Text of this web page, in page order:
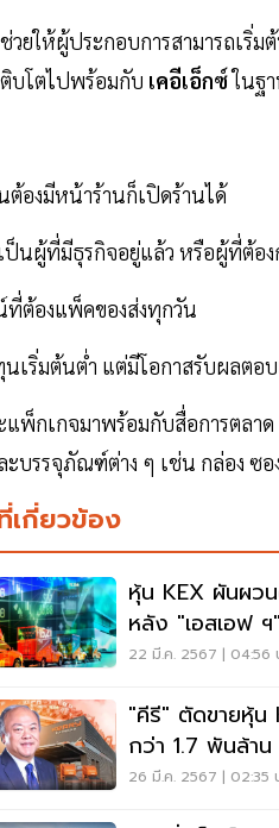
ยให้ผู้ประกอบการสามารถเริ่ม
บโตไปพร้อมกับ เคอีเอ็กซ์ในฐ
งมีหน้าร้านก็เปิดร้านได้
ที่มีธุรกิจอยู่แล้ว หรือผู้ที่ต้องก
องแพ็คของส่งทุกวัน
มต้นต่ำ แต่มีโอกาสรับผลตอ
กจมาพร้อมกับสื่อการตลาด
บรรจุภัณฑ์ต่าง ๆ เช่น กล่อง ซ
เกี่ยวข้อง
หุ้น KEX ผันผว
หลัง "เอสเอฟ ฯ
สิ้นสุดวันนี้
22 มี.ค. 2567 | 04:56
"คีรี" ตัดขายหุ้น
กว่า 1.7 พันล้า
เกลี้ยงพอร์ต
26 มี.ค. 2567 | 02:35